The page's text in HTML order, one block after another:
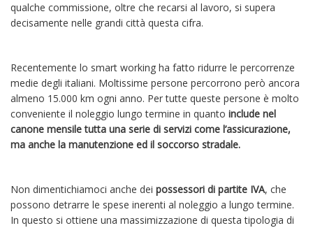
qualche commissione, oltre che recarsi al lavoro, si supera
decisamente nelle grandi città questa cifra.
Recentemente lo smart working ha fatto ridurre le percorrenze
medie degli italiani. Moltissime persone percorrono però ancora
almeno 15.000 km ogni anno. Per tutte queste persone è molto
conveniente il noleggio lungo termine in quanto include nel
canone mensile tutta una serie di servizi come l’assicurazione,
ma anche la manutenzione ed il soccorso stradale.
Non dimentichiamoci anche dei possessori di partite IVA, che
possono detrarre le spese inerenti al noleggio a lungo termine.
In questo si ottiene una massimizzazione di questa tipologia di